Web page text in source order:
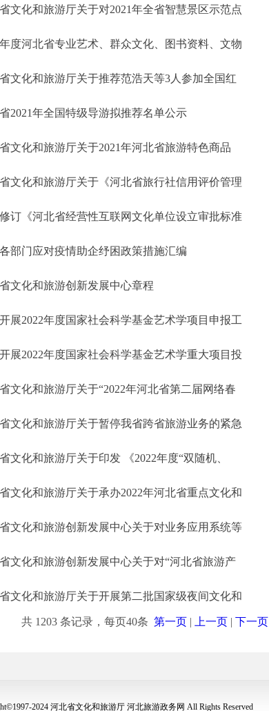
文化和旅游厅关于对2021年全省智慧景区示范点
度河北省专业艺术、群众文化、图书资料、文物
文化和旅游厅关于推荐范浩天等3人参加全国红
2021年全国特级导游拟推荐名单公示
文化和旅游厅关于2021年河北省旅游特色商品
文化和旅游厅关于《河北省旅行社信用评价管理
订《河北省经营性互联网文化单位设立审批标准
部门应对疫情助企纾困政策措施汇编
文化和旅游创新发展中心章程
展2022年度国家社会科学基金艺术学项目申报工
展2022年度国家社会科学基金艺术学重大项目投
文化和旅游厅关于“2022年河北省第二届网络春
文化和旅游厅关于暂停我省跨省旅游业务的紧急
文化和旅游厅关于印发 《2022年度“双随机、
文化和旅游厅关于承办2022年河北省重点文化和
文化和旅游创新发展中心关于对业务应用系统等
文化和旅游创新发展中心关于对“河北省旅游产
文化和旅游厅关于开展第二批国家级夜间文化和
共 1203 条记录，每页40条 第一页 | 上一页 | 下一页
2024 河北省文化和旅游厅 河北旅游政务网 All Rights Reserved